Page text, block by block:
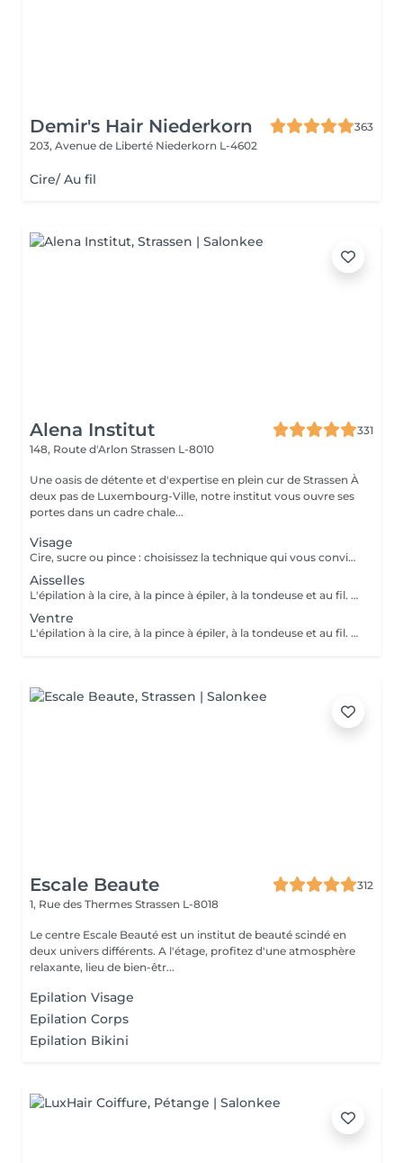
Demir's Hair Niederkorn
363
203, Avenue de Liberté Niederkorn L-4602
Cire/ Au fil
Alena Institut
331
148, Route d'Arlon Strassen L-8010
Une oasis de détente et d'expertise en plein cur de Strassen À
deux pas de Luxembourg-Ville, notre institut vous ouvre ses
portes dans un cadre chale...
Visage
Cire, sucre ou pince : choisissez la technique qui vous convient ! Pour un résultat impeccable, chaque séance se termine toujours par une finition minutieuse à la pince. Résultat net, peau douce et parfaite, à chaque fois.
Aisselles
L'épilation à la cire, à la pince à épiler, à la tondeuse et au fil. Toutes nos techniques d'épilation vous garantissent un résultat net et durable. En fin de séance, quelque soit la technique d'épilation choisie, nous utilisons systématiquement une pince à épiler, pour un résultat parfait.
Ventre
L'épilation à la cire, à la pince à épiler, à la tondeuse et au fil. Toutes nos techniques d'épilation vous garantissent un résultat net et durable. En fin de séance, quelque soit la technique d'épilation choisie, nous utilisons systématiquement une pince à épiler, pour un résultat parfait.
Escale Beaute
312
1, Rue des Thermes Strassen L-8018
Le centre Escale Beauté est un institut de beauté scindé en
deux univers différents. A l'étage, profitez d'une atmosphère
relaxante, lieu de bien-êtr...
Epilation Visage
Epilation Corps
Epilation Bikini